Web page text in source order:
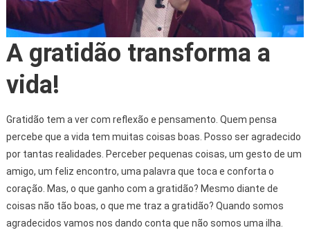
A gratidão transforma a
vida!
Gratidão tem a ver com reflexão e pensamento. Quem pensa
percebe que a vida tem muitas coisas boas. Posso ser agradecido
por tantas realidades. Perceber pequenas coisas, um gesto de um
amigo, um feliz encontro, uma palavra que toca e conforta o
coração. Mas, o que ganho com a gratidão? Mesmo diante de
coisas não tão boas, o que me traz a gratidão? Quando somos
agradecidos vamos nos dando conta que não somos uma ilha.